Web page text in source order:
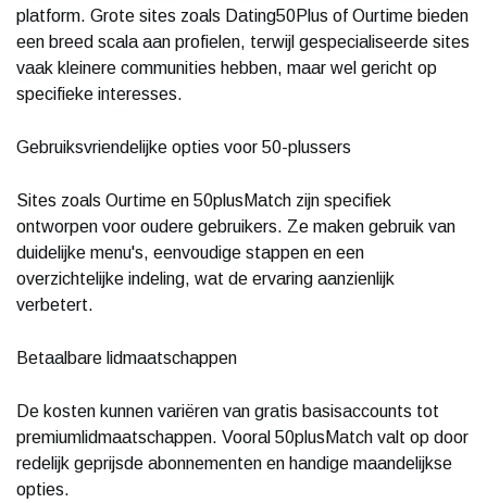
platform. Grote sites zoals Dating50Plus of Ourtime bieden
een breed scala aan profielen, terwijl gespecialiseerde sites
vaak kleinere communities hebben, maar wel gericht op
specifieke interesses.
Gebruiksvriendelijke opties voor 50-plussers
Sites zoals Ourtime en 50plusMatch zijn specifiek
ontworpen voor oudere gebruikers. Ze maken gebruik van
duidelijke menu's, eenvoudige stappen en een
overzichtelijke indeling, wat de ervaring aanzienlijk
verbetert.
Betaalbare lidmaatschappen
De kosten kunnen variëren van gratis basisaccounts tot
premiumlidmaatschappen. Vooral 50plusMatch valt op door
redelijk geprijsde abonnementen en handige maandelijkse
opties.